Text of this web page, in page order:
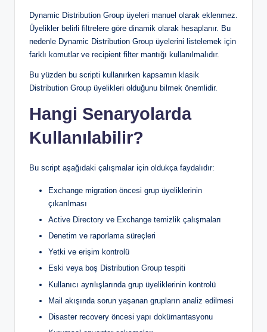
Dynamic Distribution Group üyeleri manuel olarak eklenmez.
Üyelikler belirli filtrelere göre dinamik olarak hesaplanır. Bu
nedenle Dynamic Distribution Group üyelerini listelemek için
farklı komutlar ve recipient filter mantığı kullanılmalıdır.
Bu yüzden bu scripti kullanırken kapsamın klasik
Distribution Group üyelikleri olduğunu bilmek önemlidir.
Hangi Senaryolarda
Kullanılabilir?
Bu script aşağıdaki çalışmalar için oldukça faydalıdır:
Exchange migration öncesi grup üyeliklerinin
çıkarılması
Active Directory ve Exchange temizlik çalışmaları
Denetim ve raporlama süreçleri
Yetki ve erişim kontrolü
Eski veya boş Distribution Group tespiti
Kullanıcı ayrılışlarında grup üyeliklerinin kontrolü
Mail akışında sorun yaşanan grupların analiz edilmesi
Disaster recovery öncesi yapı dokümantasyonu